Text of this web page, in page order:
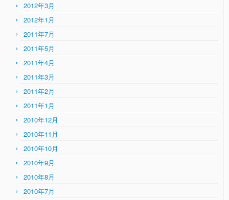
2012年3月
2012年1月
2011年7月
2011年5月
2011年4月
2011年3月
2011年2月
2011年1月
2010年12月
2010年11月
2010年10月
2010年9月
2010年8月
2010年7月